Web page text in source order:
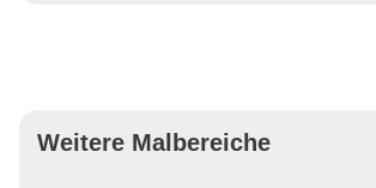
Weitere Malbereiche